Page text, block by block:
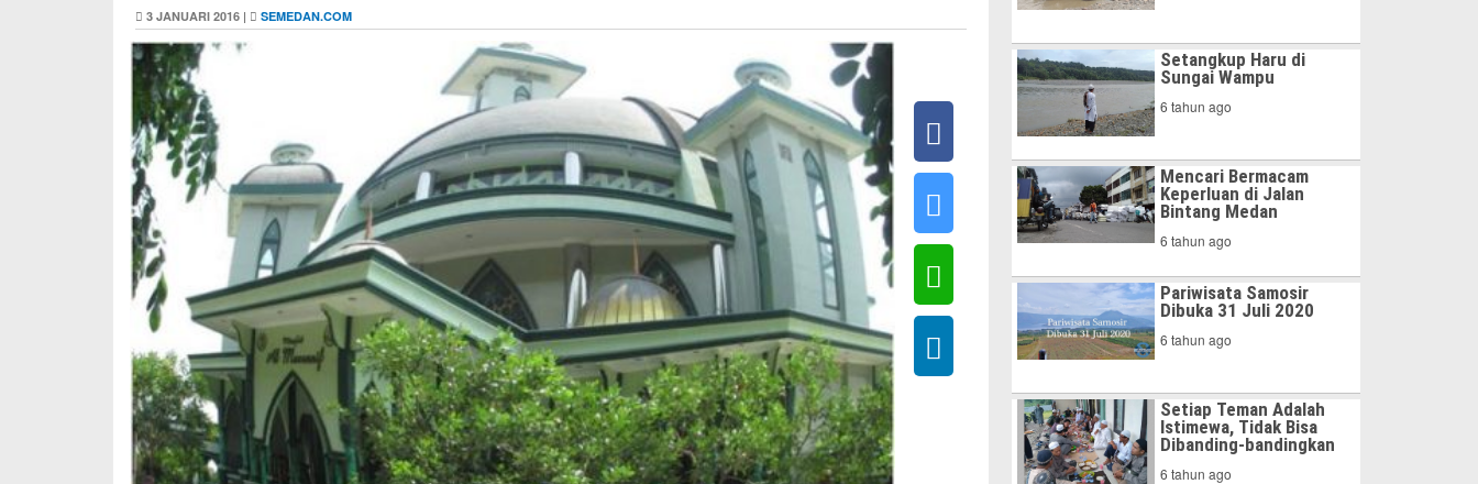
3 JANUARI 2016 | SEMEDAN.COM
Setangkup Haru di
Sungai Wampu
6 tahun ago
Mencari Bermacam
Keperluan di Jalan
Bintang Medan
6 tahun ago
Pariwisata Samosir
Dibuka 31 Juli 2020
6 tahun ago
Setiap Teman Adalah
Istimewa, Tidak Bisa
Dibanding-bandingkan
6 tahun ago